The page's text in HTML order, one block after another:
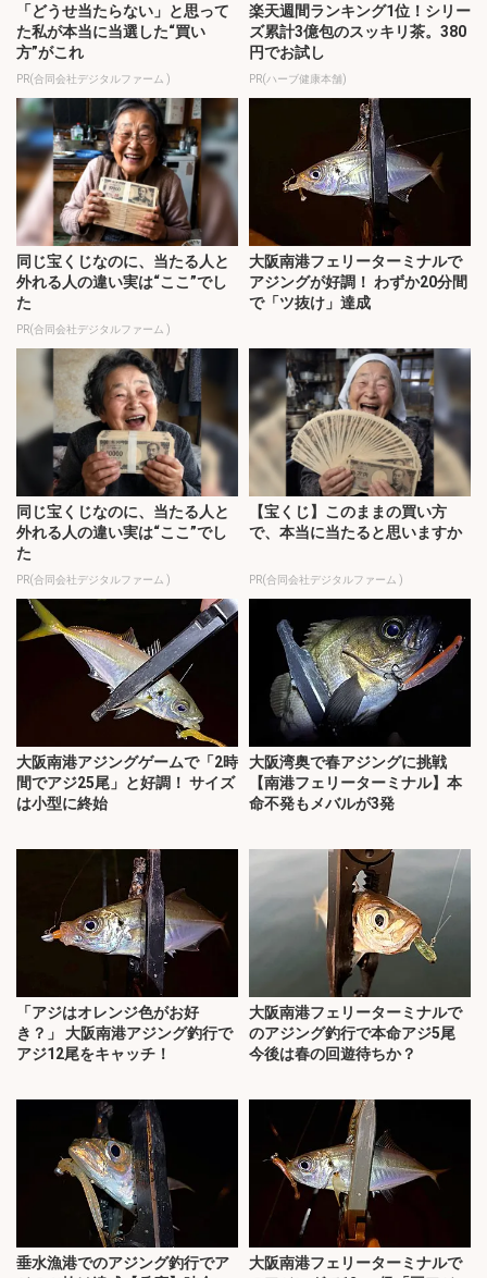
「どうせ当たらない」と思って
た私が本当に当選した“買い
方”がこれ
PR(合同会社デジタルファーム )
楽天週間ランキング1位！シリー
ズ累計3億包のスッキリ茶。380
円でお試し
PR(ハーブ健康本舗)
同じ宝くじなのに、当たる人と
外れる人の違い実は“ここ”でし
た
PR(合同会社デジタルファーム )
大阪南港フェリーターミナルで
アジングが好調！ わずか20分間
で「ツ抜け」達成
同じ宝くじなのに、当たる人と
外れる人の違い実は“ここ”でし
た
PR(合同会社デジタルファーム )
【宝くじ】このままの買い方
で、本当に当たると思いますか
PR(合同会社デジタルファーム )
大阪南港アジングゲームで「2時
間でアジ25尾」と好調！ サイズ
は小型に終始
大阪湾奥で春アジングに挑戦
【南港フェリーターミナル】本
命不発もメバルが3発
「アジはオレンジ色がお好
き？」 大阪南港アジング釣行で
アジ12尾をキャッチ！
大阪南港フェリーターミナルで
のアジング釣行で本命アジ5尾
今後は春の回遊待ちか？
垂水漁港でのアジング釣行でア
大阪南港フェリーターミナルで